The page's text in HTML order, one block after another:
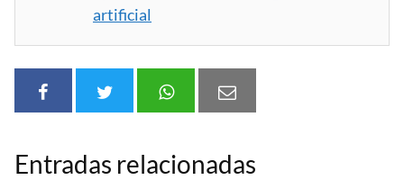
artificial
Entradas relacionadas